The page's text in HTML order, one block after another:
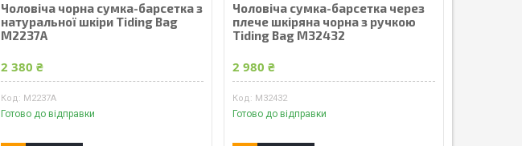
Чоловіча чорна сумка-барсетка з
натуральної шкіри Tiding Bag
M2237A
2 380 ₴
M2237A
Готово до відправки
Чоловіча сумка-барсетка через
плече шкіряна чорна з ручкою
Tiding Bag M32432
2 980 ₴
M32432
Готово до відправки